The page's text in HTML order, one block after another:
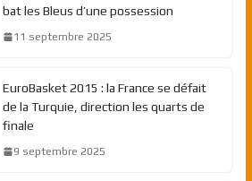
bat les Bleus d’une possession
11 septembre 2025
EuroBasket 2015 : la France se défait
de la Turquie, direction les quarts de
finale
9 septembre 2025